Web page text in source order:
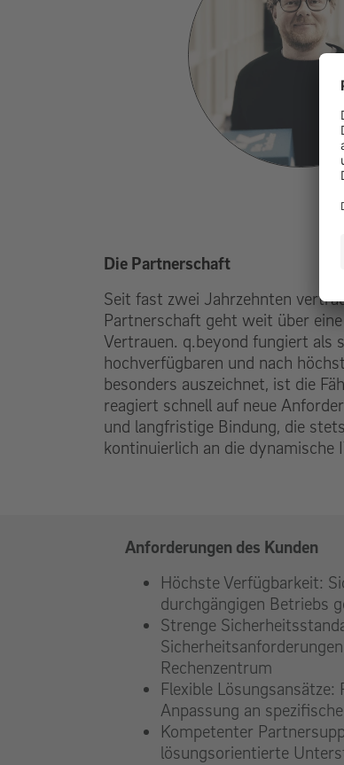
Die Partnerschaft
Seit fast zwei Jahrzehnten
Partnerschaft geht weit über
Vertrauen. q.beyond fungiert als
hochverfügbaren und nach
besonders auszeichnet, ist die
reagiert schnell auf neue
und langfristige Bindung, die
kontinuierlich an die dynamische
Anforderungen des Kunden
Höchste Verfügbarkeit:
durchgängigen Betriebs
Strenge
Rechenzentrum
Flexible Lösungsansätze:
Anpassung an
Kompetenter
lösungsorientierte